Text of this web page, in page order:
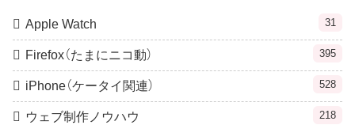
Apple Watch 31
Firefox（たまにニコ動） 395
iPhone（ケータイ関連） 528
ウェブ制作ノウハウ 218